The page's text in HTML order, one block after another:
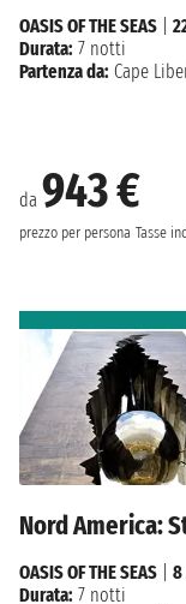
da 943 €
prezzo per persona Tasse
OASIS OF THE SEAS
Durata: 7 notti
Partenza da: Cape
Nord America:
OASIS OF THE SEAS
8
Durata: 7 notti